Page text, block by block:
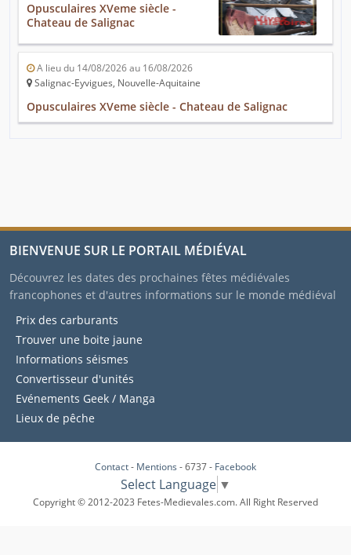
Opusculaires XVeme siècle -
Chateau de Salignac
A lieu du 14/08/2026 au 16/08/2026
Salignac-Eyvigues, Nouvelle-Aquitaine
Opusculaires XVeme siècle - Chateau de Salignac
BIENVENUE SUR LE PORTAIL MÉDIÉVAL
Découvrez les dates des prochaines fêtes médiévales
francophones et d'autres informations sur le monde médiéval
Prix des carburants
Trouver une boite jaune
Informations séismes
Convertisseur d'unités
Evénements Geek / Manga
Lieux de pêche
Contact- Mentions - 6737 - Facebook
Select Language ▼
Copyright © 2012-2023 Fetes-Medievales.com. All Right Reserved